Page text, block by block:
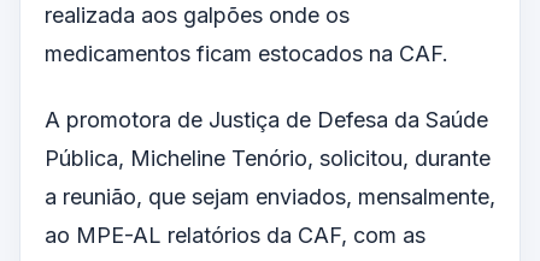
realizada aos galpões onde os
medicamentos ficam estocados na CAF.
A promotora de Justiça de Defesa da Saúde
Pública, Micheline Tenório, solicitou, durante
a reunião, que sejam enviados, mensalmente,
ao MPE-AL relatórios da CAF, com as